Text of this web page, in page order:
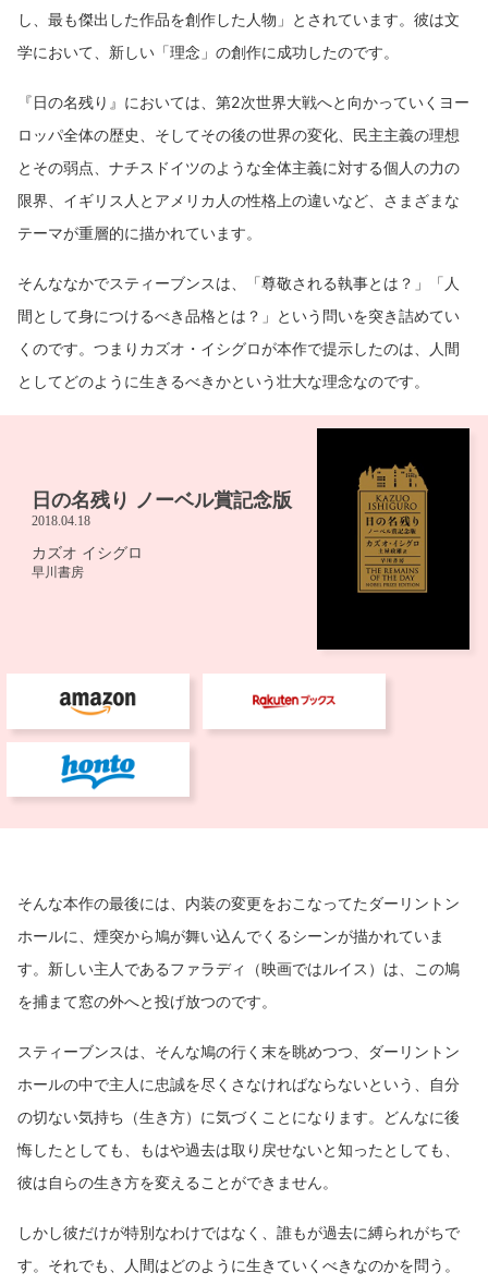
し、最も傑出した作品を創作した人物」とされています。彼は文
学において、新しい「理念」の創作に成功したのです。
『日の名残り』においては、第2次世界大戦へと向かっていくヨー
ロッパ全体の歴史、そしてその後の世界の変化、民主主義の理想
とその弱点、ナチスドイツのような全体主義に対する個人の力の
限界、イギリス人とアメリカ人の性格上の違いなど、さまざまな
テーマが重層的に描かれています。
そんななかでスティーブンスは、「尊敬される執事とは？」「人
間として身につけるべき品格とは？」という問いを突き詰めてい
くのです。つまりカズオ・イシグロが本作で提示したのは、人間
としてどのように生きるべきかという壮大な理念なのです。
そんな本作の最後には、内装の変更をおこなってたダーリントン
ホールに、煙突から鳩が舞い込んでくるシーンが描かれていま
す。新しい主人であるファラディ（映画ではルイス）は、この鳩
を捕まて窓の外へと投げ放つのです。
スティーブンスは、そんな鳩の行く末を眺めつつ、ダーリントン
ホールの中で主人に忠誠を尽くさなければならないという、自分
の切ない気持ち（生き方）に気づくことになります。どんなに後
悔したとしても、もはや過去は取り戻せないと知ったとしても、
彼は自らの生き方を変えることができません。
しかし彼だけが特別なわけではなく、誰もが過去に縛られがちで
す。それでも、人間はどのように生きていくべきなのかを問う。